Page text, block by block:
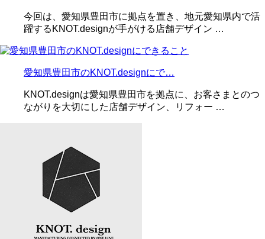
今回は、愛知県豊田市に拠点を置き、地元愛知県内で活
躍するKNOT.designが手がける店舗デザイン …
愛知県豊田市のKNOT.designにで…
KNOT.designは愛知県豊田市を拠点に、お客さまとのつ
ながりを大切にした店舗デザイン、リフォー …